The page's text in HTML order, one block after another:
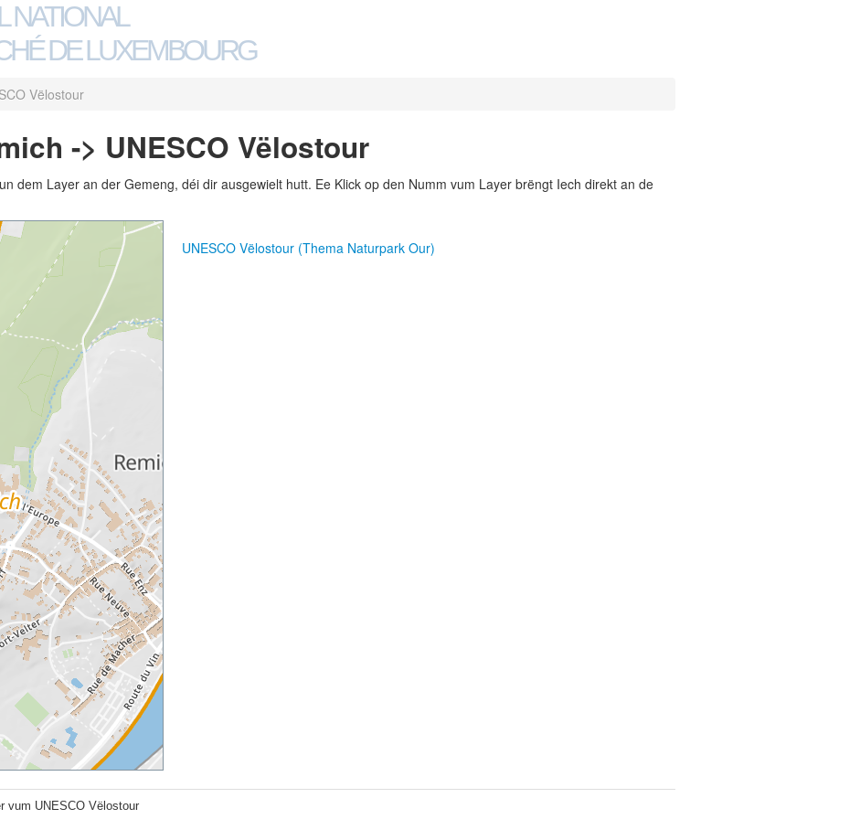
NATIONAL
DE LUXEMBOURG
Vëlostour
-> UNESCO Vëlostour
dem Layer an der Gemeng, déi dir ausgewielt hutt. Ee Klick op den Numm vum Layer brëngt Iech direkt an de
UNESCO Vëlostour (Thema Naturpark Our)
vum UNESCO Vëlostour